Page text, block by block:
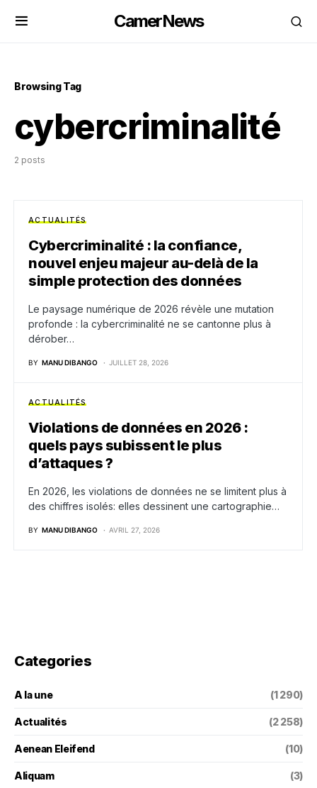
CamerNews
Browsing Tag
cybercriminalité
2 posts
ACTUALITÉS
Cybercriminalité : la confiance,
nouvel enjeu majeur au-delà de la
simple protection des données
Le paysage numérique de 2026 révèle une mutation
profonde : la cybercriminalité ne se cantonne plus à
dérober…
BY MANU DIBANGO JUILLET 28, 2026
ACTUALITÉS
Violations de données en 2026 :
quels pays subissent le plus
d’attaques ?
En 2026, les violations de données ne se limitent plus à
des chiffres isolés: elles dessinent une cartographie…
BY MANU DIBANGO AVRIL 27, 2026
Categories
A la une (1 290)
Actualités (2 258)
Aenean Eleifend (10)
Aliquam (3)